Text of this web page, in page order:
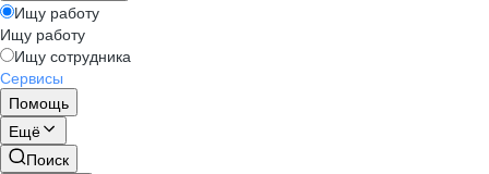
Ищу работу
Ищу работу
Ищу сотрудника
Сервисы
Помощь
Ещё
Поиск